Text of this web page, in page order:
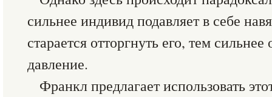
сильнее индивид подавляет в себе
старается отторгнуть его, тем
давление.
Франкл предлагает использовать